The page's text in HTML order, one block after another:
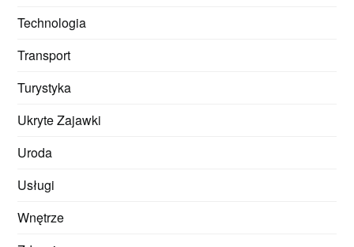
Technologia
Transport
Turystyka
Ukryte Zajawki
Uroda
Usługi
Wnętrze